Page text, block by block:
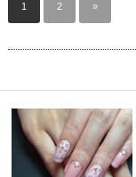
1 2 »